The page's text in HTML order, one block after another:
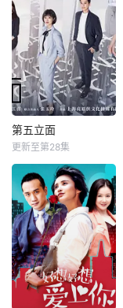
第五立面
更新至第28集